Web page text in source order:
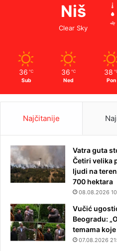
Niš
Clear Sky
36 ℃
Sub
36 ℃
Ned
38
Pon
Najčitanije
Vatra guta
Četiri velika
ljudi na
700 hektara
08.08.2026
Vučić
Beogradu:
temama
07.08.2026